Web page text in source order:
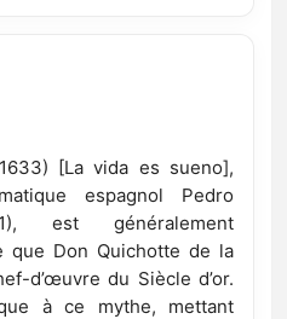
[La vida es sueno],
espagnol Pedro
est généralement
que Don Quichotte de la
d’œuvre du Siècle d’or.
à ce mythe, mettant